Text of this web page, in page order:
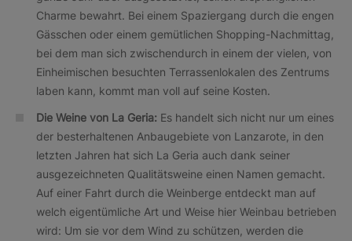
Charme bewahrt. Bei einem Spaziergang durch die engen
Gässchen oder einem gemütlichen Shopping-Nachmittag,
bei dem man sich zwischendurch in einem der vielen, von
Einheimischen besuchten Terrassenlokalen des Zentrums
laben kann, kommt man voll auf seine Kosten.
Die Weine von La Geria: Es handelt sich nicht nur um eines
der besterhaltenen Anbaugebiete von Lanzarote, in den
letzten Jahren hat sich La Geria auch dank seiner
ausgezeichneten Qualitätsweine einen Namen gemacht.
Auf einer Fahrt durch die Weinberge entdeckt man auf
welch eigentümliche Art und Weise hier Weinbau betrieben
wird: Um sie vor dem Wind zu schützen, werden die